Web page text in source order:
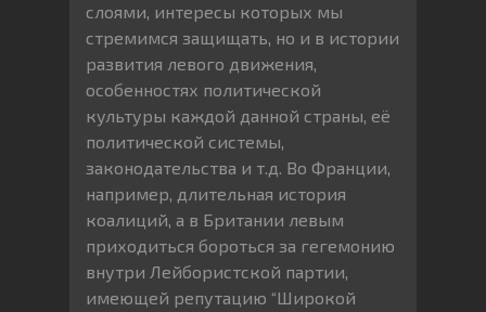
слоями, интересы которых мы
стремимся защищать, но и в истории
развития левого движения,
особенностях политической
культуры каждой данной страны, её
политической системы,
законодательства и т.д. Во Франции,
например, длительная история
коалиций, а в Британии левым
приходиться бороться за гегемонию
внутри Лейбористской партии,
имеющей репутацию “Широкой